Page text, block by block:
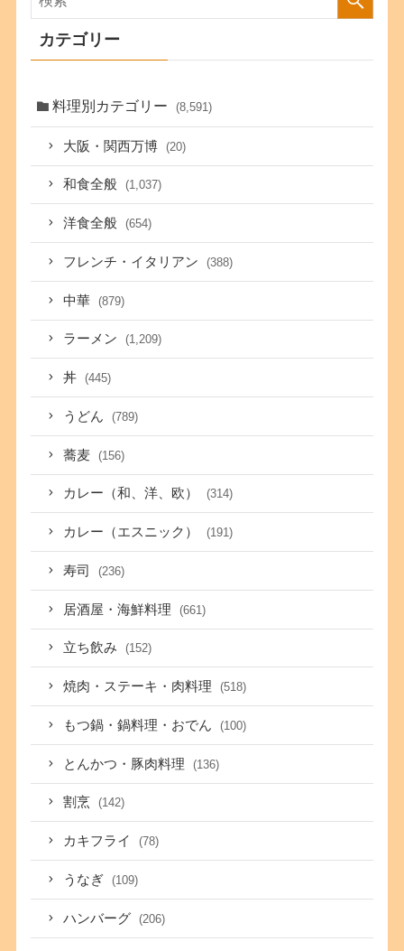
カテゴリー
料理別カテゴリー (8,591)
大阪・関西万博 (20)
和食全般 (1,037)
洋食全般 (654)
フレンチ・イタリアン (388)
中華 (879)
ラーメン (1,209)
丼 (445)
うどん (789)
蕎麦 (156)
カレー（和、洋、欧） (314)
カレー（エスニック） (191)
寿司 (236)
居酒屋・海鮮料理 (661)
立ち飲み (152)
焼肉・ステーキ・肉料理 (518)
もつ鍋・鍋料理・おでん (100)
とんかつ・豚肉料理 (136)
割烹 (142)
カキフライ (78)
うなぎ (109)
ハンバーグ (206)